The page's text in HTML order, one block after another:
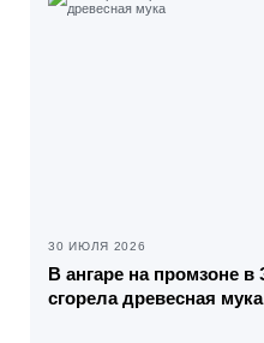
30 ИЮЛЯ 2026
В ангаре на промзоне в
сгорела древесная мука